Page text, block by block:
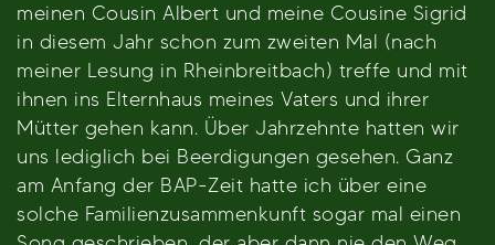
meinen Cousin Albert und meine Cousine Sigrid
in diesem Jahr schon zum zweiten Mal (nach
meiner Lesung in Rheinbreitbach) treffe und mit
ihnen ins Elternhaus meines Vaters und ihrer
Mütter gehen kann. Über Jahrzehnte hatten wir
uns lediglich bei Beerdigungen gesehen. Ganz
am Anfang der BAP-Zeit hatte ich über eine
solche Familienzusammenkunft sogar mal einen